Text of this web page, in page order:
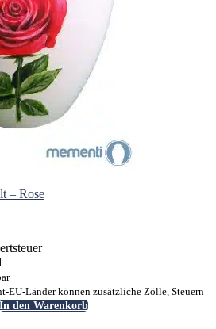
– Rose
EU-Länder können zusätzliche Zölle, Steuern
In den Warenkorb